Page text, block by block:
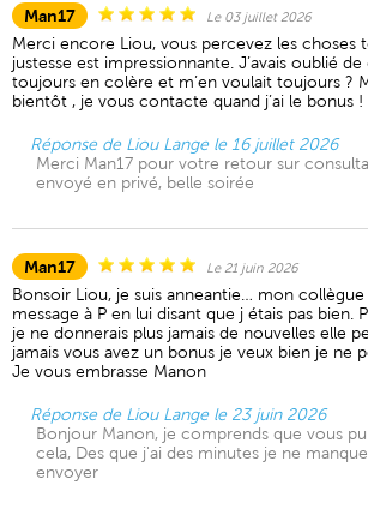
Man17 Le 03 juillet 2026
Merci encore Liou, vous percevez les choses
justesse est impressionnante. J’avais oublié
toujours en colère et m’en voulait toujours ?
bientôt , je vous contacte quand j’ai le bonus !
Réponse de Liou Lange le 16 juillet 2026
Merci Man17 pour votre retour sur
envoyé en privé, belle soirée
Man17 Le 21 juin 2026
Bonsoir Liou, je suis anneantie… mon
message à P en lui disant que j étais pas bien.
je ne donnerais plus jamais de nouvelles elle
jamais vous avez un bonus je veux bien je ne
Je vous embrasse Manon
Réponse de Liou Lange le 23 juin 2026
Bonjour Manon, je comprends que vous
cela, Des que j'ai des minutes je ne
envoyer